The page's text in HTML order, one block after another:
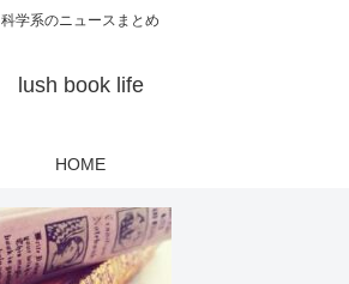
科学系のニュースまとめ
lush book life
HOME